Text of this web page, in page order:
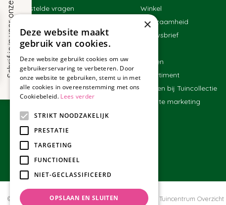
Veelgestelde vragen
Contact
Bestellen
Bezorgen en afhalen
Betalen
Ruilen en retourneren
Algemene voorwaarden
Winkel
Duurzaamheid
Nieuwsbrief
Merken
Assortiment
Werken bij Tuincollectie
Affiliate marketing
© Tuincollectie.nl Green Solutions Privacy policy Tuincentrum Overzicht
S
c
h
r
i
j
f
j
e
i
n
v
o
o
r
o
n
z
e
n
i
e
u
w
s
b
r
i
e
f! ×
Deze website maakt
gebruik van cookies.
Deze website gebruikt cookies om uw
gebruikerservaring te verbeteren. Door
onze website te gebruiken, stemt u in met
alle cookies in overeenstemming met ons
Cookiebeleid. Lees verder
STRIKT NOODZAKELIJK
PRESTATIE
TARGETING
FUNCTIONEEL
NIET-GECLASSIFICEERD
OPSLAAN EN SLUITEN